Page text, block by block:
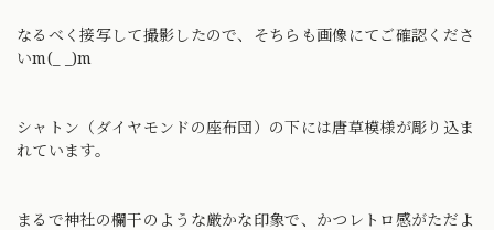
なるべく接写して撮影したので、そちらも画像にてご確認くださ
いm(_ _)m
シャトン（ダイヤモンドの座布団）の下には唐草模様が彫り込ま
れています。
まるで神社の欄干のような厳かな印象で、かつレトロ感がただよ